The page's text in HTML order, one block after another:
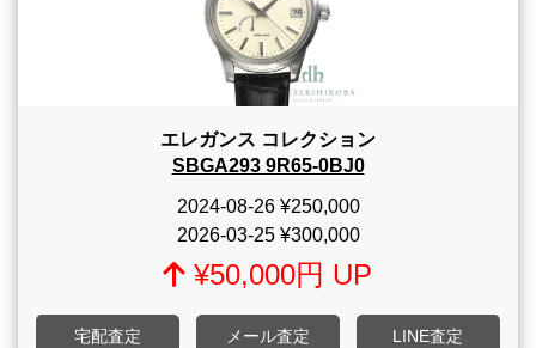
エレガンス コレクション
SBGA293 9R65-0BJ0
2024-08-26¥250,000
2026-03-25¥300,000
¥50,000円 UP
宅配査定 メール査定 LINE査定